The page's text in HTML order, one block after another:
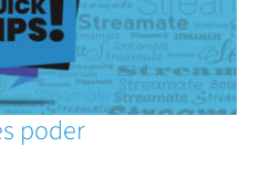
poder